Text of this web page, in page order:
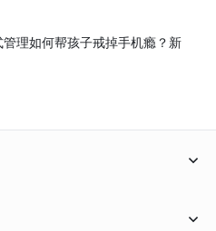
理如何帮孩子戒掉手机瘾？新